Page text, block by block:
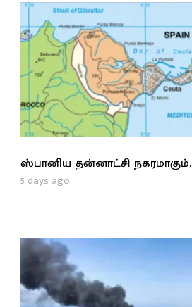
ஸ்பானிய தன்னாட்சி நகரமாகும்.
5 days ago